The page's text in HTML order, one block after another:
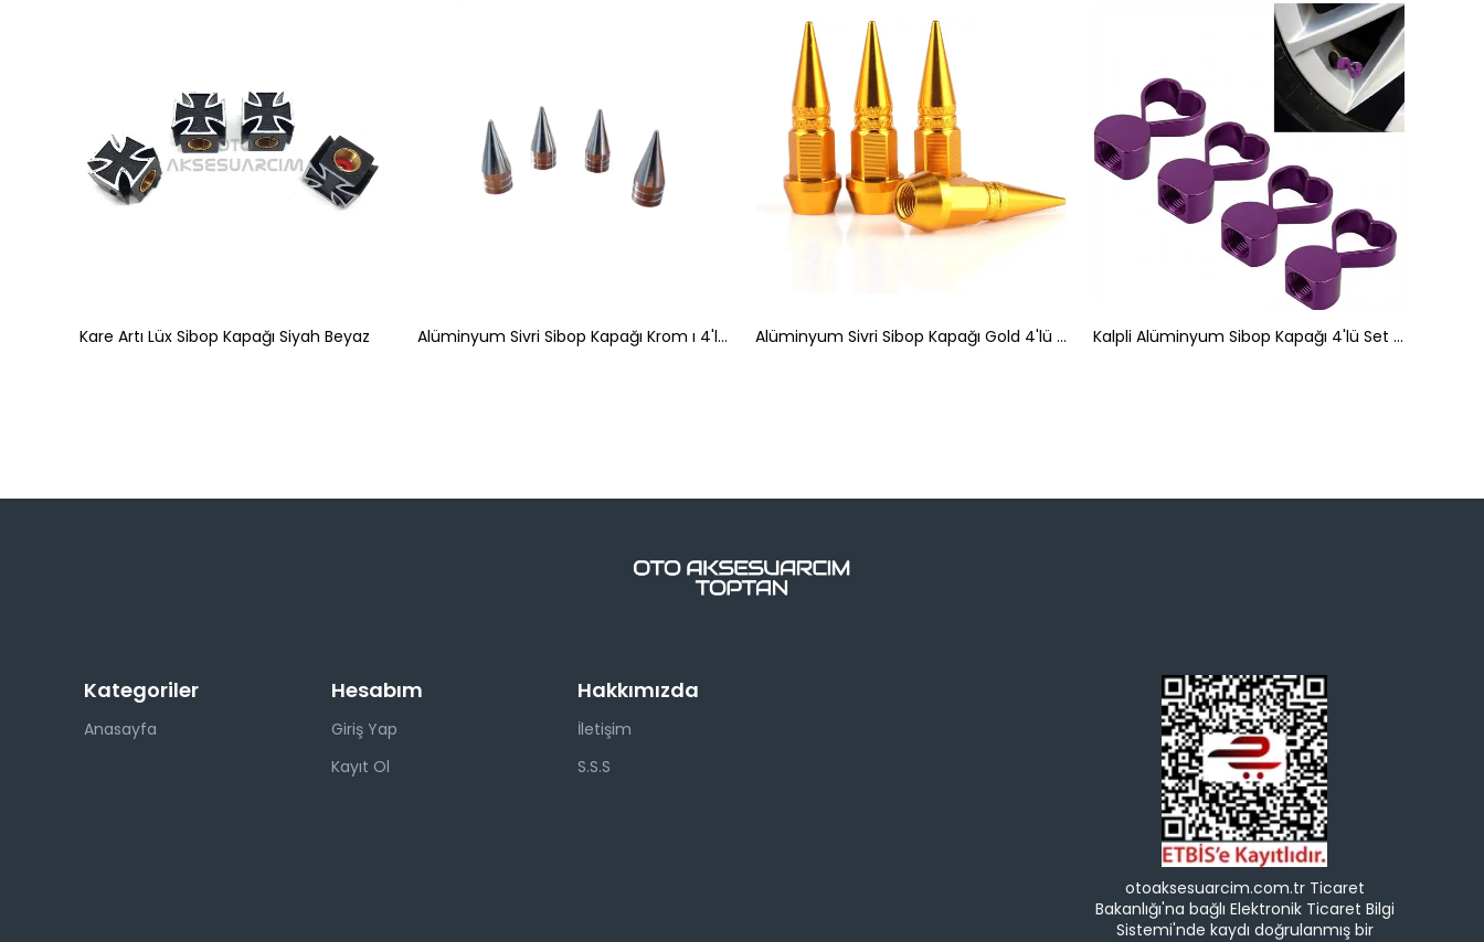
Kare Artı Lüx Sibop Kapağı Siyah Beyaz Alüminyum Sivri Sibop Kapağı Krom ı 4'lü 32mm Alüminyum Sivri Sibop Kapağı Gold 4'lü 45MM Kalpli Alüminyum Sibop Kapağı 4'lü Set Mor
Kategoriler
Anasayfa
Hesabım
Giriş Yap
Kayıt Ol
Hakkımızda
İletişim
S.S.S
otoaksesuarcim.com.tr Ticaret
Bakanlığı'na bağlı Elektronik Ticaret Bilgi
Sistemi'nde kaydı doğrulanmış bir